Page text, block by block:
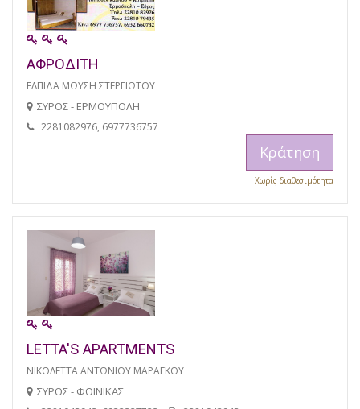
ΑΦΡΟΔΙΤΗ
ΕΛΠΙΔΑ ΜΩΥΣΗ ΣΤΕΡΓΙΩΤΟΥ
ΣΥΡΟΣ - ΕΡΜΟΥΠΟΛΗ
2281082976, 6977736757
Κράτηση
Χωρίς διαθεσιμότητα
LETTA'S APARTMENTS
ΝΙΚΟΛΕΤΤΑ ΑΝΤΩΝΙΟΥ ΜΑΡΑΓΚΟΥ
ΣΥΡΟΣ - ΦΟΙΝΙΚΑΣ